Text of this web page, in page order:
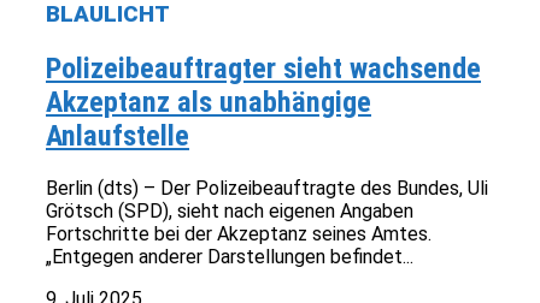
BLAULICHT
Polizeibeauftragter sieht wachsende
Akzeptanz als unabhängige
Anlaufstelle
Berlin (dts) – Der Polizeibeauftragte des Bundes, Uli
Grötsch (SPD), sieht nach eigenen Angaben
Fortschritte bei der Akzeptanz seines Amtes.
„Entgegen anderer Darstellungen befindet...